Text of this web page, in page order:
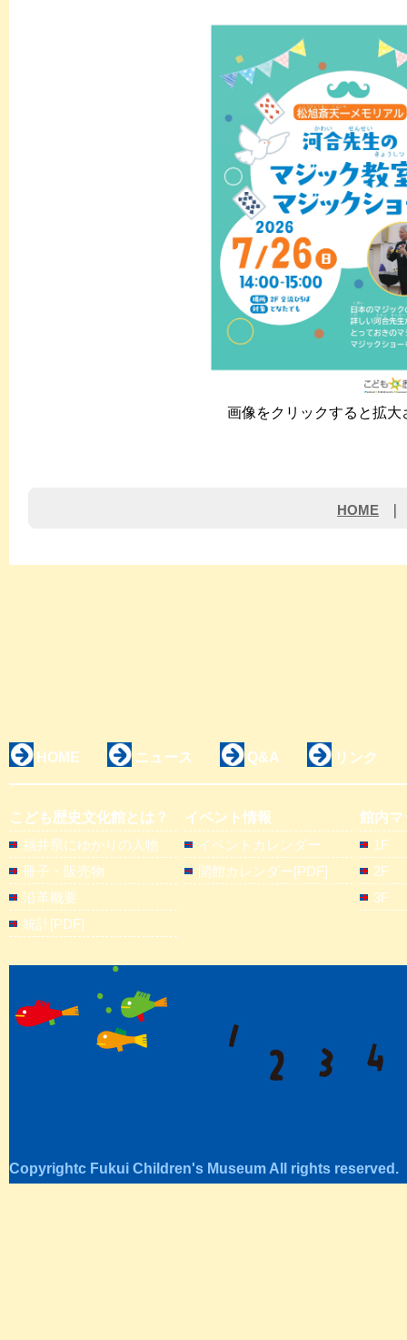
画像をクリックすると拡大
HOME
HOME ニュース Q&A リンク
こども歴史文化館とは？
福井県にゆかりの人物
冊子・販売物
沿革概要
統計[PDF]
イベント情報
イベントカレンダー
開館カレンダー[PDF]
館内マ
1F
2F
3F
Copyrightc Fukui Children's Museum All rights reserved.